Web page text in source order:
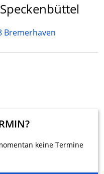
Bremerhaven
keine Termine